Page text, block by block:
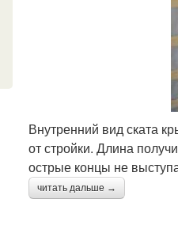
Внутренний вид ската
от стройки. Длина
острые концы не
читать дальше →